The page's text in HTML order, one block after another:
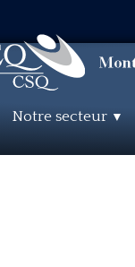
Notre secteur ▼